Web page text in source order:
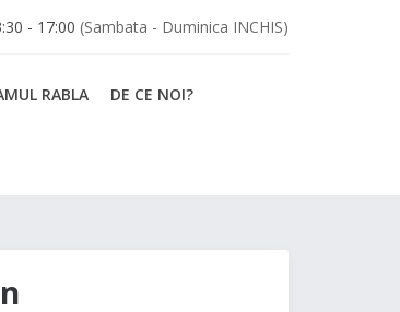
- 17:00 (Sambata - Duminica INCHIS)
RABLA DE CE NOI?